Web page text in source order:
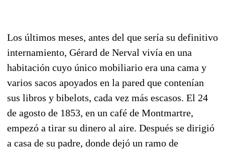
Los últimos meses, antes del que sería su definitivo
internamiento, Gérard de Nerval vivía en una
habitación cuyo único mobiliario era una cama y
varios sacos apoyados en la pared que contenían
sus libros y bibelots, cada vez más escasos. El 24
de agosto de 1853, en un café de Montmartre,
empezó a tirar su dinero al aire. Después se dirigió
a casa de su padre, donde dejó un ramo de